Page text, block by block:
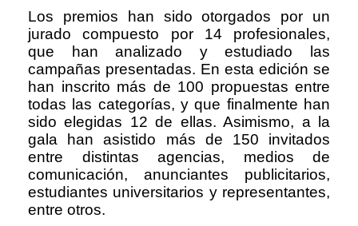
Los premios han sido otorgados por un
jurado compuesto por 14 profesionales,
que han analizado y estudiado las
campañas presentadas. En esta edición se
han inscrito más de 100 propuestas entre
todas las categorías, y que finalmente han
sido elegidas 12 de ellas. Asimismo, a la
gala han asistido más de 150 invitados
entre distintas agencias, medios de
comunicación, anunciantes publicitarios,
estudiantes universitarios y representantes,
entre otros.